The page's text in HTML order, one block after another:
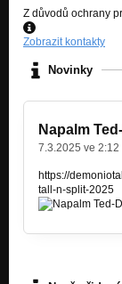
Z důvodů ochrany
Zobrazit kontakty
Novinky
Napalm
7.3.2025 ve 2:12
https://
tall-n-split-2025